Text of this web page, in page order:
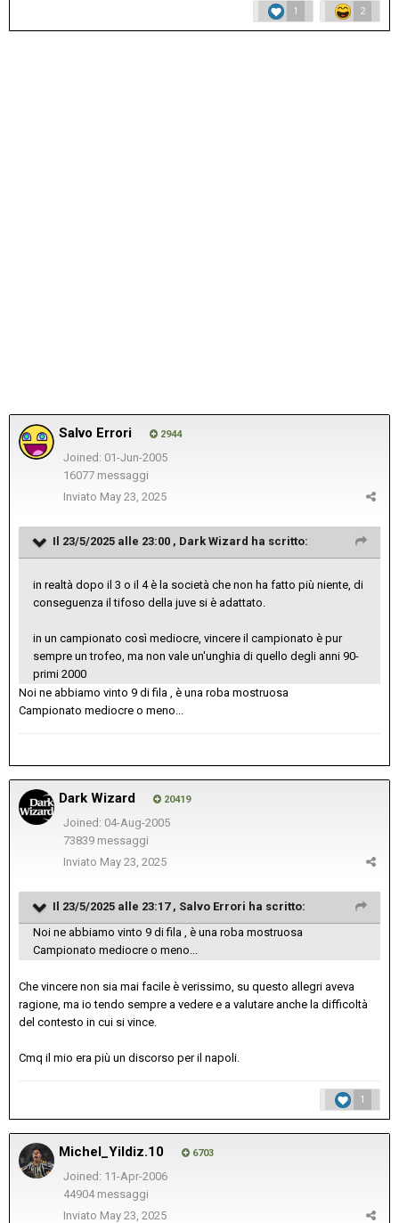
1 2
Salvo Errori 2944
Joined: 01-Jun-2005
16077 messaggi
Inviato May 23, 2025
Il 23/5/2025 alle 23:00 , Dark Wizard ha scritto:
in realtà dopo il 3 o il 4 è la società che non ha fatto più niente, di
conseguenza il tifoso della juve si è adattato.
in un campionato così mediocre, vincere il campionato è pur
sempre un trofeo, ma non vale un'unghia di quello degli anni 90-
primi 2000
Noi ne abbiamo vinto 9 di fila , è una roba mostruosa
Campionato mediocre o meno...
Dark Wizard 20419
Joined: 04-Aug-2005
73839 messaggi
Inviato May 23, 2025
Il 23/5/2025 alle 23:17 , Salvo Errori ha scritto:
Noi ne abbiamo vinto 9 di fila , è una roba mostruosa
Campionato mediocre o meno...
Che vincere non sia mai facile è verissimo, su questo allegri aveva
ragione, ma io tendo sempre a vedere e a valutare anche la difficoltà
del contesto in cui si vince.
Cmq il mio era più un discorso per il napoli.
1
Michel_Yildiz.10 6703
Joined: 11-Apr-2006
44904 messaggi
Inviato May 23, 2025